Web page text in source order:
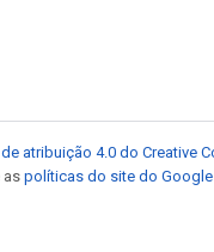
atribuição 4.0 do Creative
aspolíticas do site do